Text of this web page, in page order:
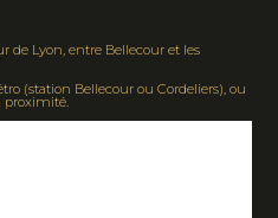
de Lyon, entre Bellecour et les
(station Bellecour ou Cordeliers), ou
proximité.